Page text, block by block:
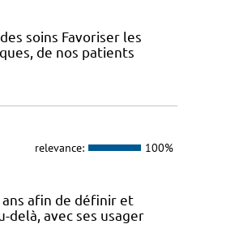
soins Favoriser les
de nos patients
relevance: 100%
afin de définir et
delà, avec ses usager